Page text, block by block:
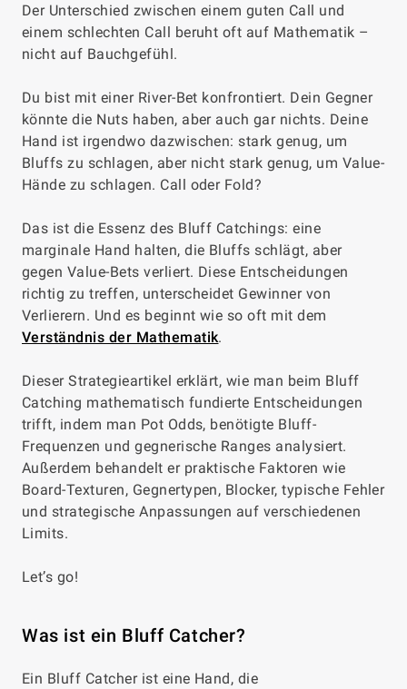
Der Unterschied zwischen einem guten Call und
einem schlechten Call beruht oft auf Mathematik –
nicht auf Bauchgefühl.
Du bist mit einer River-Bet konfrontiert. Dein Gegner
könnte die Nuts haben, aber auch gar nichts. Deine
Hand ist irgendwo dazwischen: stark genug, um
Bluffs zu schlagen, aber nicht stark genug, um Value-
Hände zu schlagen. Call oder Fold?
Das ist die Essenz des Bluff Catchings: eine
marginale Hand halten, die Bluffs schlägt, aber
gegen Value-Bets verliert. Diese Entscheidungen
richtig zu treffen, unterscheidet Gewinner von
Verlierern. Und es beginnt wie so oft mit dem
Verständnis der Mathematik.
Dieser Strategieartikel erklärt, wie man beim Bluff
Catching mathematisch fundierte Entscheidungen
trifft, indem man Pot Odds, benötigte Bluff-
Frequenzen und gegnerische Ranges analysiert.
Außerdem behandelt er praktische Faktoren wie
Board-Texturen, Gegnertypen, Blocker, typische Fehler
und strategische Anpassungen auf verschiedenen
Limits.
Let’s go!
Was ist ein Bluff Catcher?
Ein Bluff Catcher ist eine Hand, die